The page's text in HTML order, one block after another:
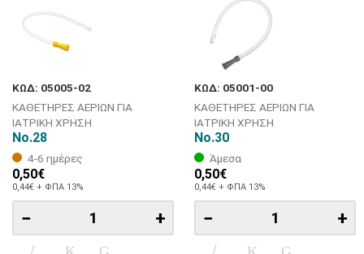
ΚΩΔ: 05005-02
ΚΑΘΕΤΗΡΕΣ ΑΕΡΙΩΝ ΓΙΑ
ΙΑΤΡΙΚΗ ΧΡΗΣΗ
No.28
4-6 ημέρες
0,50€
0,44€ + ΦΠΑ 13%
− +
ΚΩΔ: 05001-00
ΚΑΘΕΤΗΡΕΣ ΑΕΡΙΩΝ ΓΙΑ
ΙΑΤΡΙΚΗ ΧΡΗΣΗ
No.30
Άμεσα
0,50€
0,44€ + ΦΠΑ 13%
− +